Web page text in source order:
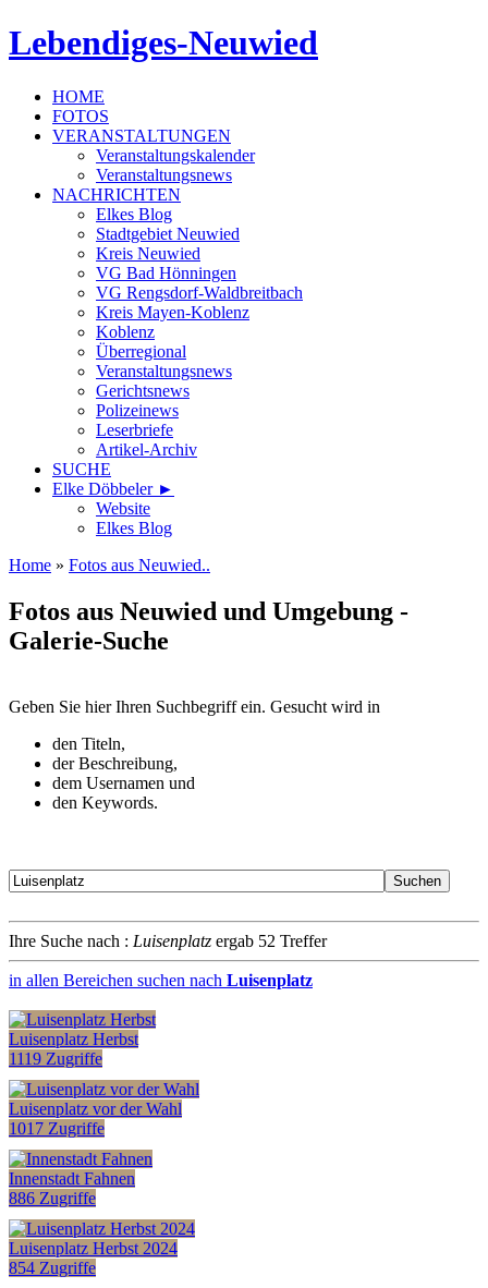
Lebendiges-Neuwied
HOME
FOTOS
VERANSTALTUNGEN
Veranstaltungskalender
Veranstaltungsnews
NACHRICHTEN
Elkes Blog
Stadtgebiet Neuwied
Kreis Neuwied
VG Bad Hönningen
VG Rengsdorf-Waldbreitbach
Kreis Mayen-Koblenz
Koblenz
Überregional
Veranstaltungsnews
Gerichtsnews
Polizeinews
Leserbriefe
Artikel-Archiv
SUCHE
Elke Döbbeler ►
Website
Elkes Blog
Home » Fotos aus Neuwied..
Fotos aus Neuwied und Umgebung -
Galerie-Suche
Geben Sie hier Ihren Suchbegriff ein. Gesucht wird in
den Titeln,
der Beschreibung,
dem Usernamen und
den Keywords.
Ihre Suche nach : Luisenplatz ergab 52 Treffer
in allen Bereichen suchen nach Luisenplatz
Luisenplatz Herbst
1119 Zugriffe
Luisenplatz vor der Wahl
1017 Zugriffe
Innenstadt Fahnen
886 Zugriffe
Luisenplatz Herbst 2024
854 Zugriffe